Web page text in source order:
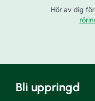
Hör av dig
Bli uppringd